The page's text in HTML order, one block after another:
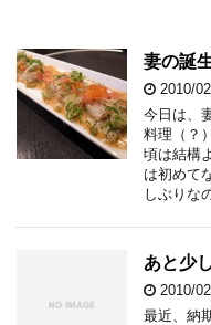
妻の誕
2010/
今日は、
料理（？
頃は結構
は初めて
しぶりな
あと少
2010/
最近、納